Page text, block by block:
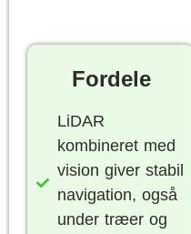
Fordele
LiDAR
kombineret med
vision giver stabil
navigation, også
under træer og